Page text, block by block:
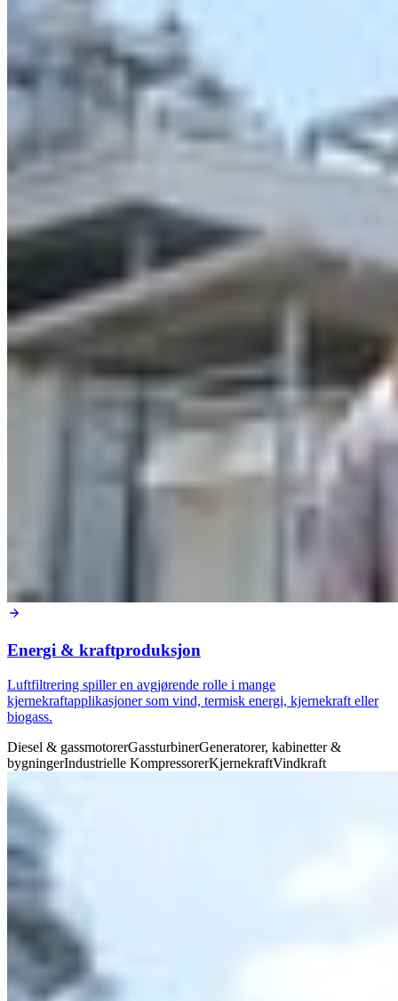
Energi & kraftproduksjon
Luftfiltrering spiller en avgjørende rolle i mange
kjernekraftapplikasjoner som vind, termisk energi, kjernekraft eller
biogass.
Diesel & gassmotorerGassturbinerGeneratorer, kabinetter &
bygningerIndustrielle KompressorerKjernekraftVindkraft